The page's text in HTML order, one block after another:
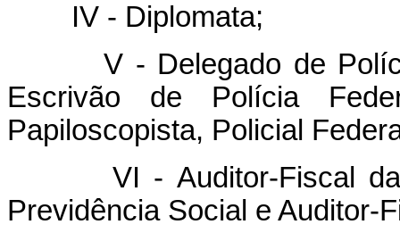
IV - Diplomata;
V - Delegado de Polícia
Escrivão de Polícia
Papiloscopista, Policial
VI - Auditor-Fiscal da
Previdência Social e Auditor-